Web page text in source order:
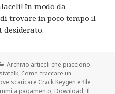
In modo da
trovare in poco tempo il
desiderato.
Categorie
Archivio articoli che piacciono
, Come craccare un
scaricare Crack Keygen e file
a pagamento, Download, Il